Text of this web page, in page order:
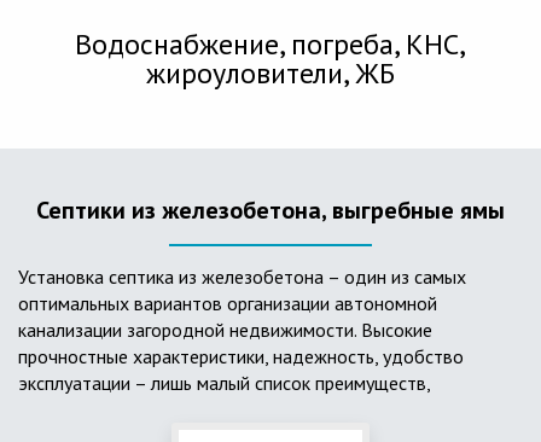
Водоснабжение, погреба, КНС,
жироуловители, ЖБ
Септики из железобетона, выгребные ямы
Установка септика из железобетона – один из самых
оптимальных вариантов организации автономной
канализации загородной недвижимости. Высокие
прочностные характеристики, надежность, удобство
эксплуатации – лишь малый список преимуществ,